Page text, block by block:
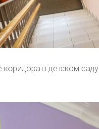
коридора в детском саду